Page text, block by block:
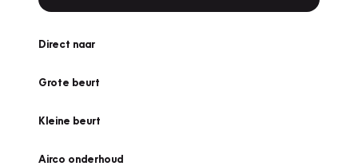
Direct naar
Grote beurt
Kleine beurt
Airco onderhoud